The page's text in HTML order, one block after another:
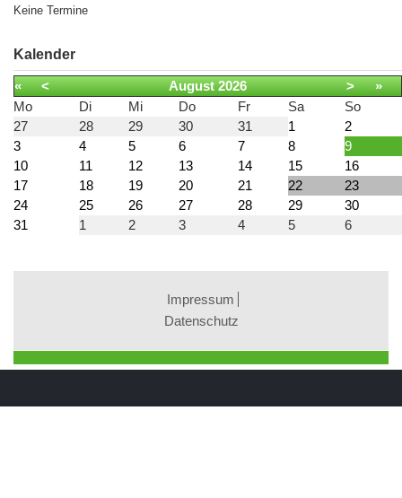
Keine Termine
Kalender
« < August 2026 >
»
Mo
Di Mi Do Fr Sa
So
27
28 29 30 31 1
2
3
4 5 6 7 8
9
10
11 12 13 14 15
16
17
18 19 20 21 22
23
24
25 26 27 28 29
30
31
1 2 3 4 5 6
Impressum
Datenschutz